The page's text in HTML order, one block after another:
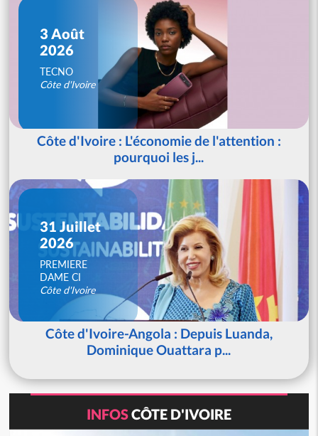
3 Août
2026
TECNO
Côte d'Ivoire
Côte d'Ivoire : L'économie de l'attention :
pourquoi les j...
31 Juillet
2026
PREMIERE
DAME CI
Côte d'Ivoire
Côte d'Ivoire-Angola : Depuis Luanda,
Dominique Ouattara p...
INFOSCÔTE D'IVOIRE